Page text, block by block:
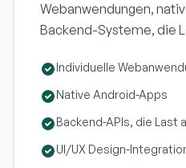
Webanwendungen,
Backend-Systeme, die
Individuelle
Native Android-Apps
Backend-APIs, die Last
UI/UX Design-